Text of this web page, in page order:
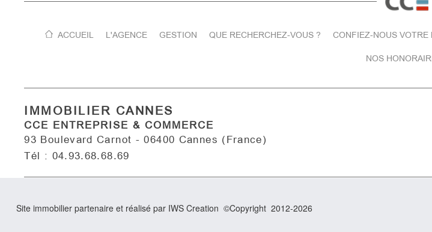
ACCUEIL L'AGENCE GESTION QUE RECHERCHEZ-VOUS ? CONFIEZ-NOUS VOTRE
NOS
IMMOBILIER CANNES
CCE ENTREPRISE & COMMERCE
93 Boulevard Carnot - 06400 Cannes (France)
Tél : 04.93.68.68.69
Site immobilier partenaire et réalisé par IWS Creation ©Copyright 2012-2026